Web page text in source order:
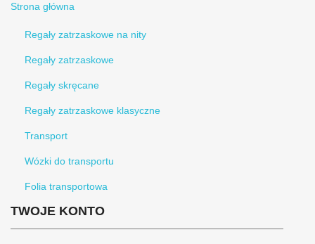
Strona główna
Regały zatrzaskowe na nity
Regały zatrzaskowe
Regały skręcane
Regały zatrzaskowe klasyczne
Transport
Wózki do transportu
Folia transportowa
TWOJE KONTO